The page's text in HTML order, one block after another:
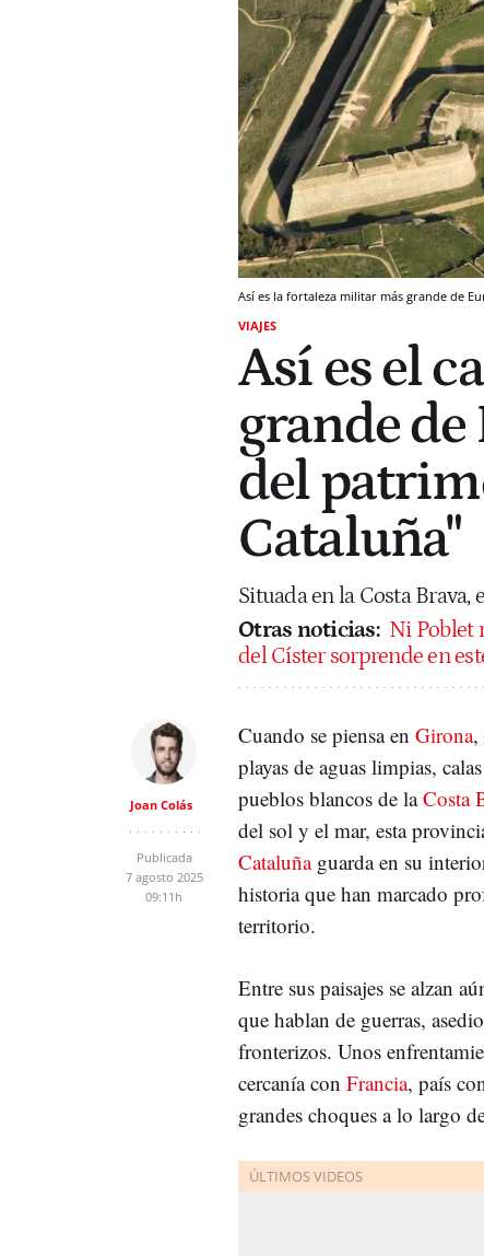
Así es la fortaleza militar más grande de
VIAJES
Así es el
grande
del
Cataluña"
Situada en la Costa
Otras noticias: Ni Poblet
del Císter sorprende en
Joan Colás
Publicada
7 agosto 2025
09:11h
Cuando se piensa en Girona,
playas de aguas limpias,
pueblos blancos de laCosta
del sol y el mar, esta
Cataluñaguarda en su
historia que han marcado
territorio.
Entre sus paisajes se alzan
que hablan de guerras,
fronterizos. Unos
cercanía con Francia, país
grandes choques a lo largo